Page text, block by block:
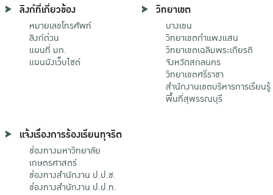
ลิงก์ที่เกี่ยวข้อง
หมายเลขโทรศัพท์
ลิงก์ด่วน
แผนที่ มก.
แผนผังเว็บไซต์
วิทยาเขต
บางเขน
วิทยาเขตกําแพงแสน
วิทยาเขตเฉลิมพระเกียรติ
จังหวัดสกลนคร
วิทยาเขตศรีราชา
สำนักงานเขตบริหารการเรียนรู้
พื้นที่สุพรรณบุรี
แจ้งเรื่องการร้องเรียนทุจริต
ช่องทางมหาวิทยาลัย
เกษตรศาสตร์
ช่องทางสำนักงาน ป.ป.ช.
ช่องทางสำนักงาน ป.ป.ท.